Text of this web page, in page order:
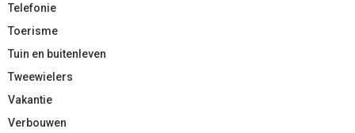
Telefonie
Toerisme
Tuin en buitenleven
Tweewielers
Vakantie
Verbouwen